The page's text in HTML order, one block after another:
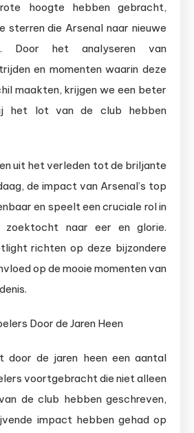
hoogte hebben gebracht,
sterren die Arsenal naar nieuwe
Door het analyseren van
en momenten waarin deze
maakten, krijgen we een beter
het lot van de club hebben
uit het verleden tot de briljante
de impact van Arsenal’s top
en speelt een cruciale rol in
zoektocht naar eer en glorie.
richten op deze bijzondere
op de mooie momenten van
Door de Jaren Heen
door de jaren heen een aantal
voortgebracht die niet alleen
de club hebben geschreven,
impact hebben gehad op